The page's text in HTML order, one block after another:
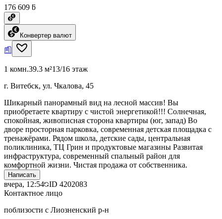
176 609 ƃ
Конвертер валют
1 комн.39.3 м²13/16 этаж
г. Витебск, ул. Чкалова, 45
Шикарный панорамный вид на лесной массив! Вы
приобретаете квартиру с чистой энергетикой!!! Солнечная,
спокойная, живописная сторона квартиры (юг, запад) Во
дворе просторная парковка, современная детская площадка с
тренажёрами. Рядом школа, детские сады, центральная
поликлиника, ТЦ Грин и продуктовые магазины Развитая
инфраструктура, современный спальный район для
комфортной жизни. Чистая продажа от собственника.
Написать
вчера, 12:54 ID 4202083
Контактное лицо
поблизости с Лиозненский р-н